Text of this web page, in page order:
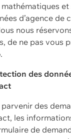
mathématiques
d’agence de
nous
de ne pas vous
des
des
les
de